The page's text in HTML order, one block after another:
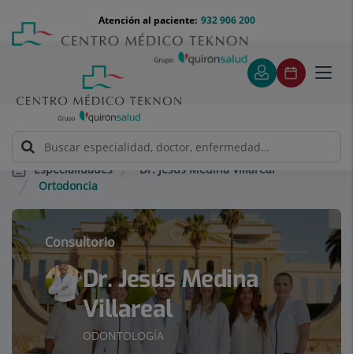
contenido
Menú
teléfono
cabecera
932 906 200
Atención al paciente:
Especialidades
Dr. Jesús Medina Villareal
Ortodoncia
Consultorio
Dr. Jesús Medina
Villareal
ODONTOLOGÍA